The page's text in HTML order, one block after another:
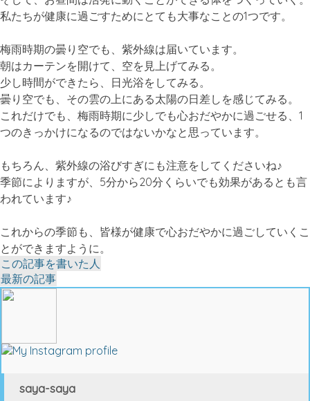
私たちが健康に過ごすためにとても大事なことの1つです。
梅雨時期の曇り空でも、紫外線は届いています。
朝はカーテンを開けて、空を見上げてみる。
少し時間ができたら、日光浴をしてみる。
曇り空でも、その雲の上にある太陽の日差しを感じてみる。
これだけでも、梅雨時期に少しでも心おだやかに過ごせる、1
つのきっかけになるのではないかなと思っています。
もちろん、紫外線の浴びすぎにも注意をしてくださいね♪
季節によりますが、5分から20分くらいでも効果があるとも言
われています♪
これからの季節も、皆様が健康で心おだやかに過ごしていくこ
とができますように。
The
following
two
tabs
below.
この記事を書いた人
最新の記事
saya-saya